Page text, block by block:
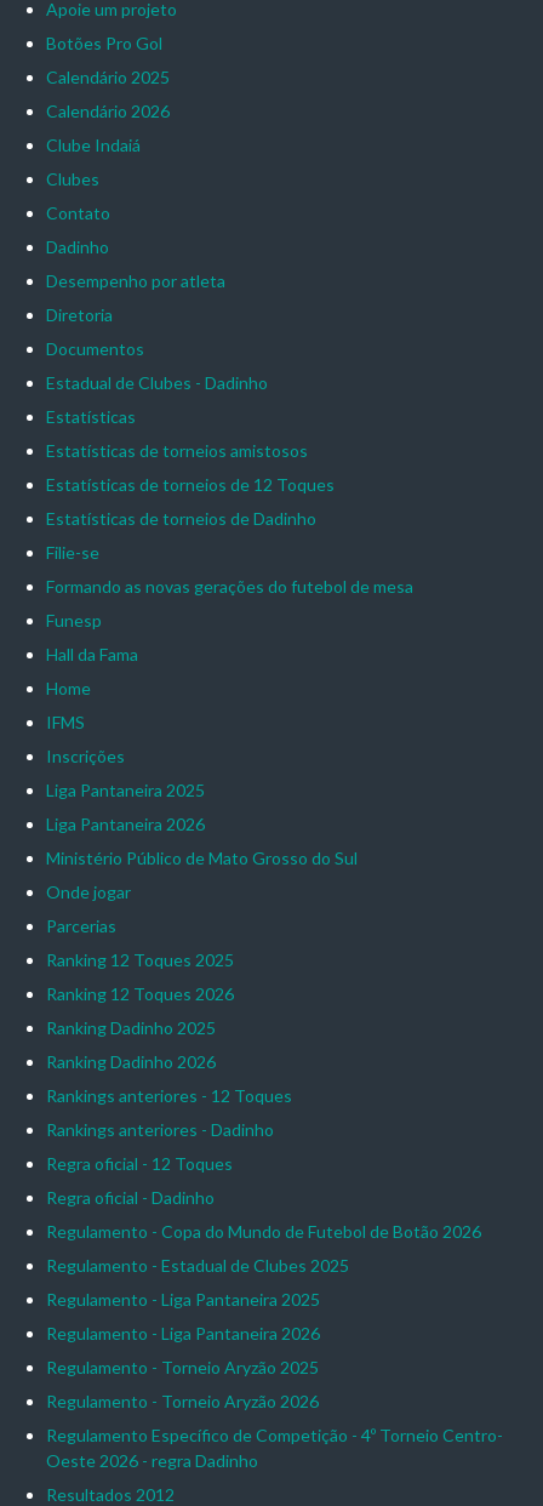
Apoie um projeto
Botões Pro Gol
Calendário 2025
Calendário 2026
Clube Indaiá
Clubes
Contato
Dadinho
Desempenho por atleta
Diretoria
Documentos
Estadual de Clubes - Dadinho
Estatísticas
Estatísticas de torneios amistosos
Estatísticas de torneios de 12 Toques
Estatísticas de torneios de Dadinho
Filie-se
Formando as novas gerações do futebol de mesa
Funesp
Hall da Fama
Home
IFMS
Inscrições
Liga Pantaneira 2025
Liga Pantaneira 2026
Ministério Público de Mato Grosso do Sul
Onde jogar
Parcerias
Ranking 12 Toques 2025
Ranking 12 Toques 2026
Ranking Dadinho 2025
Ranking Dadinho 2026
Rankings anteriores - 12 Toques
Rankings anteriores - Dadinho
Regra oficial - 12 Toques
Regra oficial - Dadinho
Regulamento - Copa do Mundo de Futebol de Botão 2026
Regulamento - Estadual de Clubes 2025
Regulamento - Liga Pantaneira 2025
Regulamento - Liga Pantaneira 2026
Regulamento - Torneio Aryzão 2025
Regulamento - Torneio Aryzão 2026
Regulamento Específico de Competição - 4º Torneio Centro-
Oeste 2026 - regra Dadinho
Resultados 2012